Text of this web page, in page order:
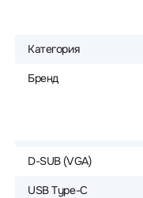
Категория
Бренд
D-SUB (VGA)
USB Type-C